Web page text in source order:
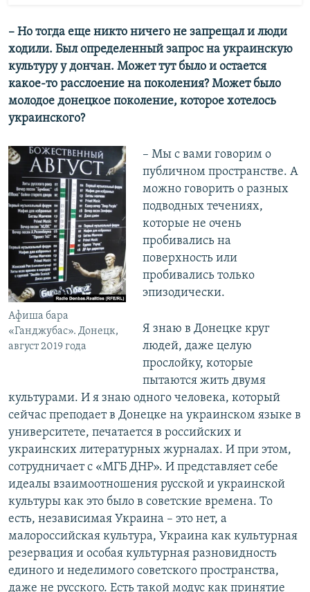
– Но тогда еще никто ничего не запрещал и люди
ходили. Был определенный запрос на украинскую
культуру у дончан. Может тут было и остается
какое-то расслоение на поколения? Может было
молодое донецкое поколение, которое хотелось
украинского?
Афиша бара
«Ганджубас». Донецк,
август 2019 года
​– Мы с вами говорим о
публичном пространстве. А
можно говорить о разных
подводных течениях,
которые не очень
пробивались на
поверхность или
пробивались только
эпизодически.
Я знаю в Донецке круг
людей, даже целую
прослойку, которые
пытаются жить двумя
культурами. И я знаю одного человека, который
сейчас преподает в Донецке на украинском языке в
университете, печатается в российских и
украинских литературных журналах. И при этом,
сотрудничает с «МГБ ДНР». И представляет себе
идеалы взаимоотношения русской и украинской
культуры как это было в советские времена. То
есть, независимая Украина – это нет, а
малороссийская культура, Украина как культурная
резервация и особая культурная разновидность
единого и неделимого советского пространства,
даже не русского. Есть такой модус как принятие